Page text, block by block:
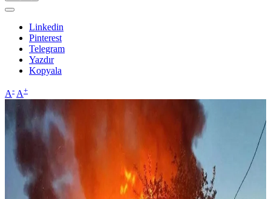
Linkedin
Pinterest
Telegram
Yazdır
Kopyala
A- A+